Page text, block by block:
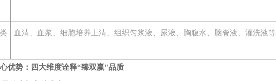
血清、血浆、细胞培养上清、组织匀浆液、尿液、胸腹水、脑脊液、灌洗液等
优势：四大维度诠释“臻双赢"品质